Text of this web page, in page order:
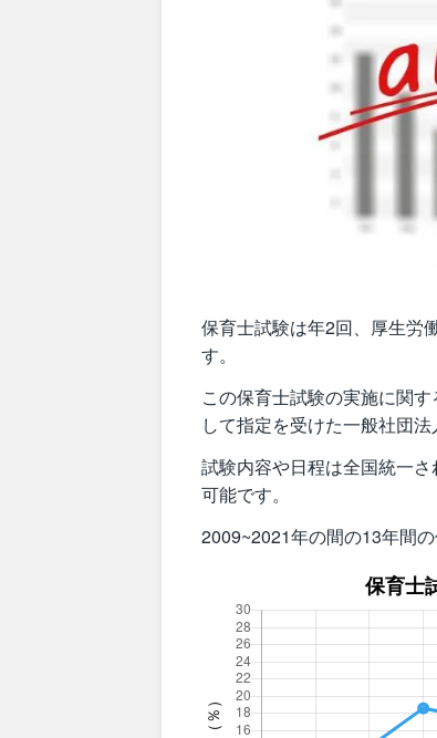
保育士試験は年2回、厚生労
す。
この保育士試験の実施に関
して指定を受けた一般社団
試験内容や日程は全国統一
可能です。
2009~2021年の間の13年間